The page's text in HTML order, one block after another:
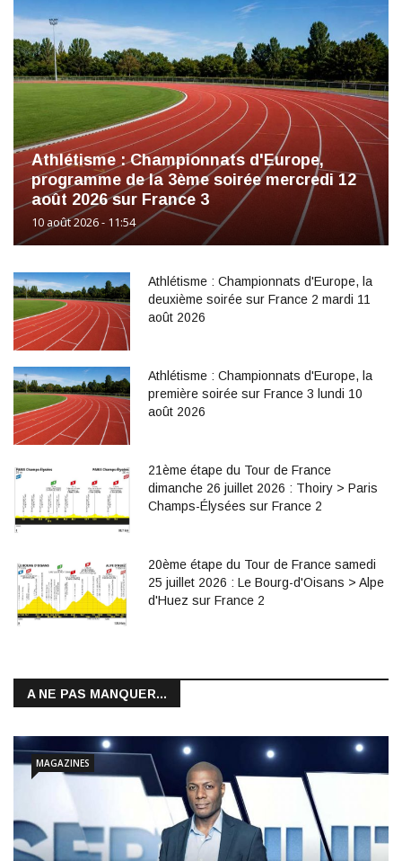
Athlétisme : Championnats d'Europe,
programme de la 3ème soirée mercredi 12
août 2026 sur France 3
10 août 2026 - 11:54
Athlétisme : Championnats d'Europe, la
deuxième soirée sur France 2 mardi 11
août 2026
Athlétisme : Championnats d'Europe, la
première soirée sur France 3 lundi 10
août 2026
21ème étape du Tour de France
dimanche 26 juillet 2026 : Thoiry > Paris
Champs-Élysées sur France 2
20ème étape du Tour de France samedi
25 juillet 2026 : Le Bourg-d'Oisans > Alpe
d'Huez sur France 2
A NE PAS MANQUER...
MAGAZINES